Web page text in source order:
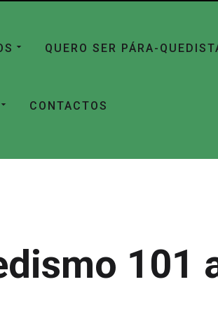
QUERO SER PÁRA-
CONTACTOS
101